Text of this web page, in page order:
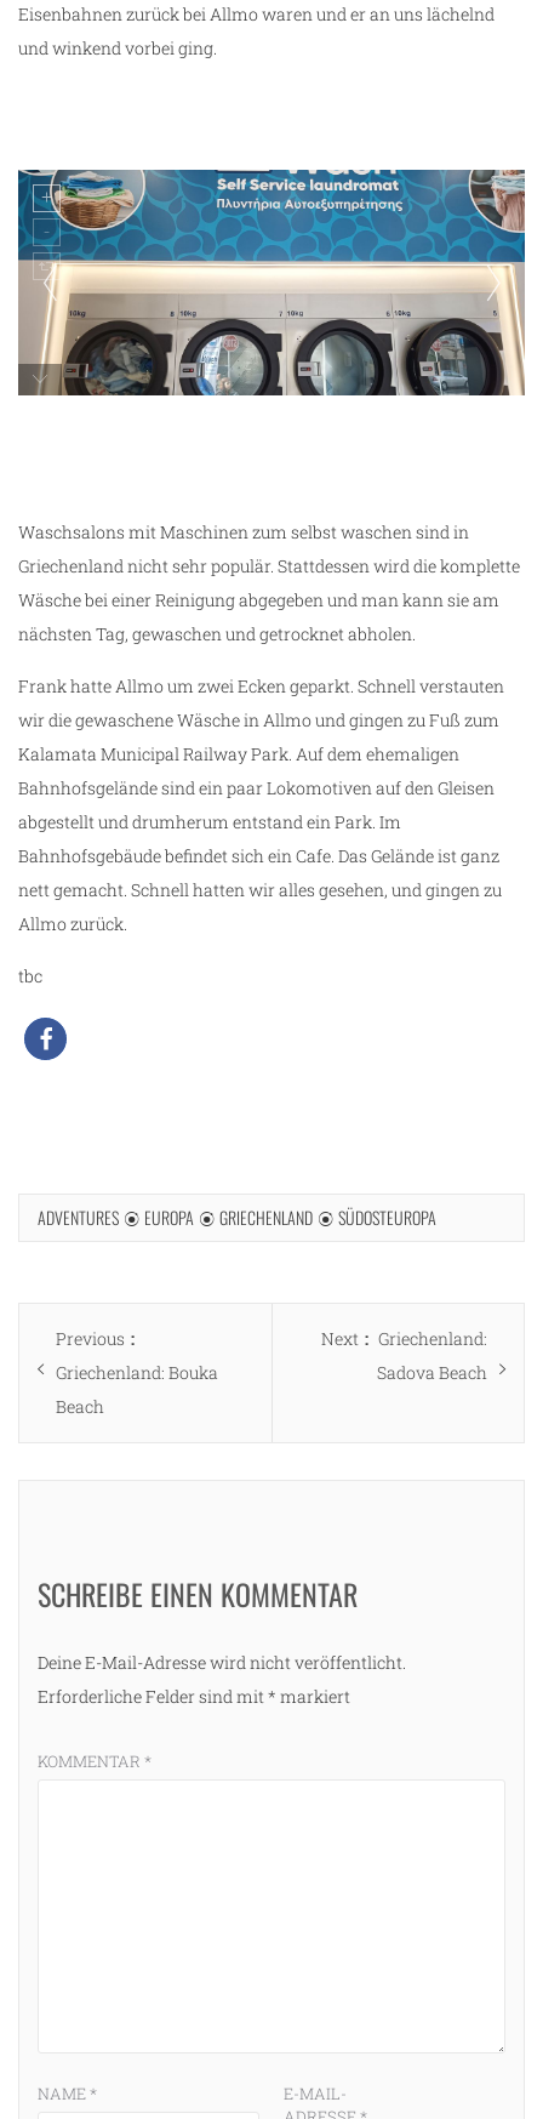
Eisenbahnen zurück bei Allmo waren und er an uns lächelnd
und winkend vorbei ging.
Waschsalons mit Maschinen zum selbst waschen sind in
Griechenland nicht sehr populär. Stattdessen wird die komplette
Wäsche bei einer Reinigung abgegeben und man kann sie am
nächsten Tag, gewaschen und getrocknet abholen.
Frank hatte Allmo um zwei Ecken geparkt. Schnell verstauten
wir die gewaschene Wäsche in Allmo und gingen zu Fuß zum
Kalamata Municipal Railway Park. Auf dem ehemaligen
Bahnhofsgelände sind ein paar Lokomotiven auf den Gleisen
abgestellt und drumherum entstand ein Park. Im
Bahnhofsgebäude befindet sich ein Cafe. Das Gelände ist ganz
nett gemacht. Schnell hatten wir alles gesehen, und gingen zu
Allmo zurück.
tbc
ADVENTURES EUROPA GRIECHENLAND SÜDOSTEUROPA
Beitragsnavigation
Previous
post:
Griechenland: Bouka
Beach
Next
Next
post:
Griechenland:
Sadova Beach
SCHREIBE EINEN KOMMENTAR
Deine E-Mail-Adresse wird nicht veröffentlicht.
Erforderliche Felder sind mit * markiert
KOMMENTAR *
NAME*
E-MAIL-